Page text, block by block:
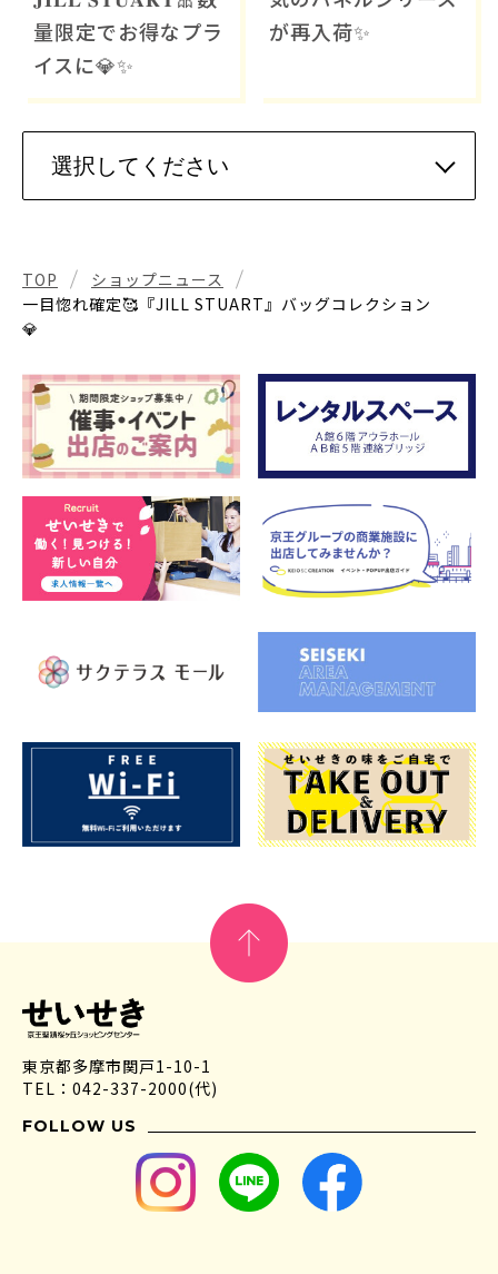
量限定でお得なプラ
イスに💎✨
が再入荷✨
TOP
ショップニュース
一目惚れ確定🥰『JILL STUART』バッグコレクション
💎
東京都多摩市関戸1-10-1
TEL：042-337-2000(代)
FOLLOW US